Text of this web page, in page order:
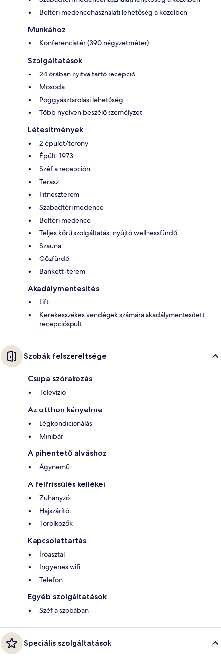
Beltéri medencehasználati lehetőség a közelben
Munkához
Konferenciatér (390 négyzetméter)
Szolgáltatások
24 órában nyitva tartó recepció
Mosoda
Poggyásztárolási lehetőség
Több nyelven beszélő személyzet
Létesítmények
2 épület/torony
Épült: 1973
Széf a recepción
Terasz
Fitneszterem
Szabadtéri medence
Beltéri medence
Teljes körű szolgáltatást nyújtó wellnessfürdő
Szauna
Gőzfürdő
Bankett-terem
Akadálymentesítés
Lift
Kerekesszékes vendégek számára akadálymentesített
recepcióspult
Szobák felszereltsége
Csupa szórakozás
Televízió
Az otthon kényelme
Légkondicionálás
Minibár
A pihentető alváshoz
Ágynemű
A felfrissülés kellékei
Zuhanyzó
Hajszárító
Törölközők
Kapcsolattartás
Íróasztal
Ingyenes wifi
Telefon
Egyéb szolgáltatások
Széf a szobában
Speciális szolgáltatások